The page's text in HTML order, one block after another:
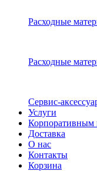
Расходные
Расходные
Сервис-
Услуги
Корпоративным
Доставка
О нас
Контакты
Корзина